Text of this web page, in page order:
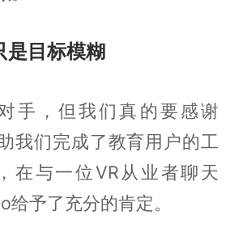
是目标模糊
手，但我们真的要感谢
我们完成了教育用户的工
在与一位VR从业者聊天
给予了充分的肯定。